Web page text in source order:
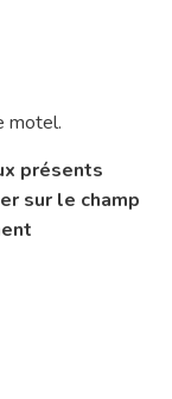
motel.
présents
sur le champ